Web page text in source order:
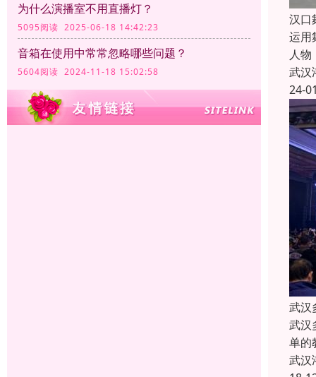
为什么演播室不用直播灯？
5095阅读 2025-06-18 14:42:23
音箱在使用中常常忽略哪些问题？
5604阅读 2024-11-18 15:02:58
汉口
运用
人
武汉
24-
武汉
武汉
单的
武汉